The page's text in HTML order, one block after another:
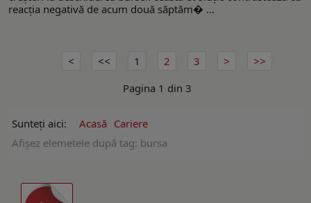
reacția negativă de acum două săptăm� ...
1 2
3
Pagina 1 din 3
Sunteți aici: Acasă Cariere
Afişez elemetele după tag: bursa